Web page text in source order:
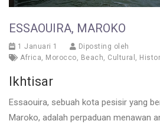
ESSAOUIRA, MAROKO
1 Januari 1
Diposting oleh
Africa, Morocco, Beach, Cultural ,
Ikhtisar
Essaouira, sebuah kota pesisir yang
Maroko, adalah perpaduan menawan